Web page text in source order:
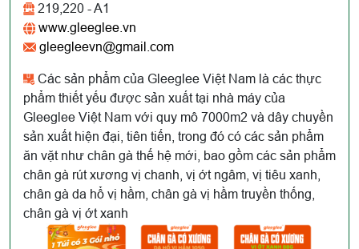
219,220 - A1
www.gleeglee.vn
gleegleevn@gmail.com
Các sản phẩm của Gleeglee Việt Nam là các thực
phẩm thiết yếu được sản xuất tại nhà máy của
Gleeglee Việt Nam với quy mô 7000m2 và dây chuyền
sản xuất hiện đại, tiên tiến, trong đó có các sản phẩm
ăn vặt như chân gà thế hệ mới, bao gồm các sản phẩm
chân gà rút xương vị chanh, vị ớt ngâm, vị tiêu xanh,
chân gà da hổ vị hầm, chân gà vị hầm truyền thống,
chân gà vị ớt xanh